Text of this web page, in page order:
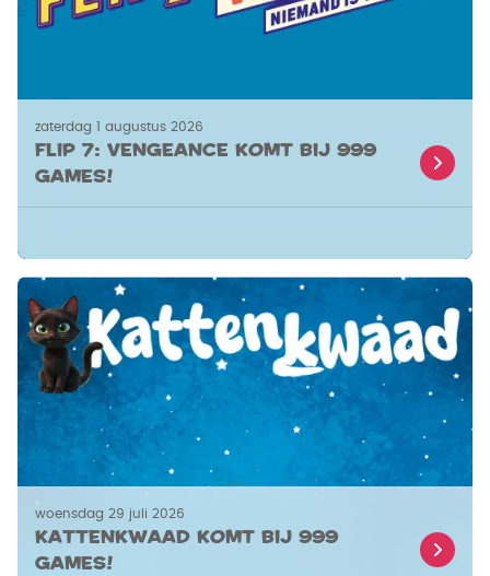
zaterdag 1 augustus 2026
Flip 7: Vengeance komt bij 999
Games!
woensdag 29 juli 2026
Kattenkwaad komt bij 999
Games!